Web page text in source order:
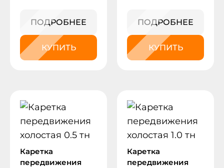
ПОДРОБНЕЕ
КУПИТЬ
ПОДРОБНЕЕ
КУПИТЬ
Каретка
передвижения
Каретка
передвижения